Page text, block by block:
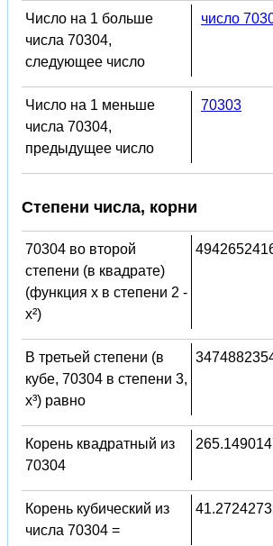
Число на 1 больше
числа 70304,
следующее число
число
Число на 1 меньше
числа 70304,
предыдущее число
70303
Степени числа, корни
70304 во второй
степени (в квадрате)
(функция x в степени 2 -
x²)
В третьей степени (в
кубе, 70304 в степени 3,
x³) равно
Корень квадратный из
70304
Корень кубический из
числа 70304 =